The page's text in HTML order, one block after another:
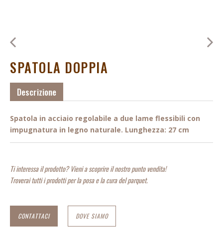
SPATOLA DOPPIA
Descrizione
Spatola in acciaio regolabile a due lame flessibili con
impugnatura in legno naturale. Lunghezza: 27 cm
Ti interessa il prodotto? Vieni a scoprire il nostro punto vendita!
Troverai tutti i prodotti per la posa e la cura del parquet.
CONTATTACI DOVE SIAMO